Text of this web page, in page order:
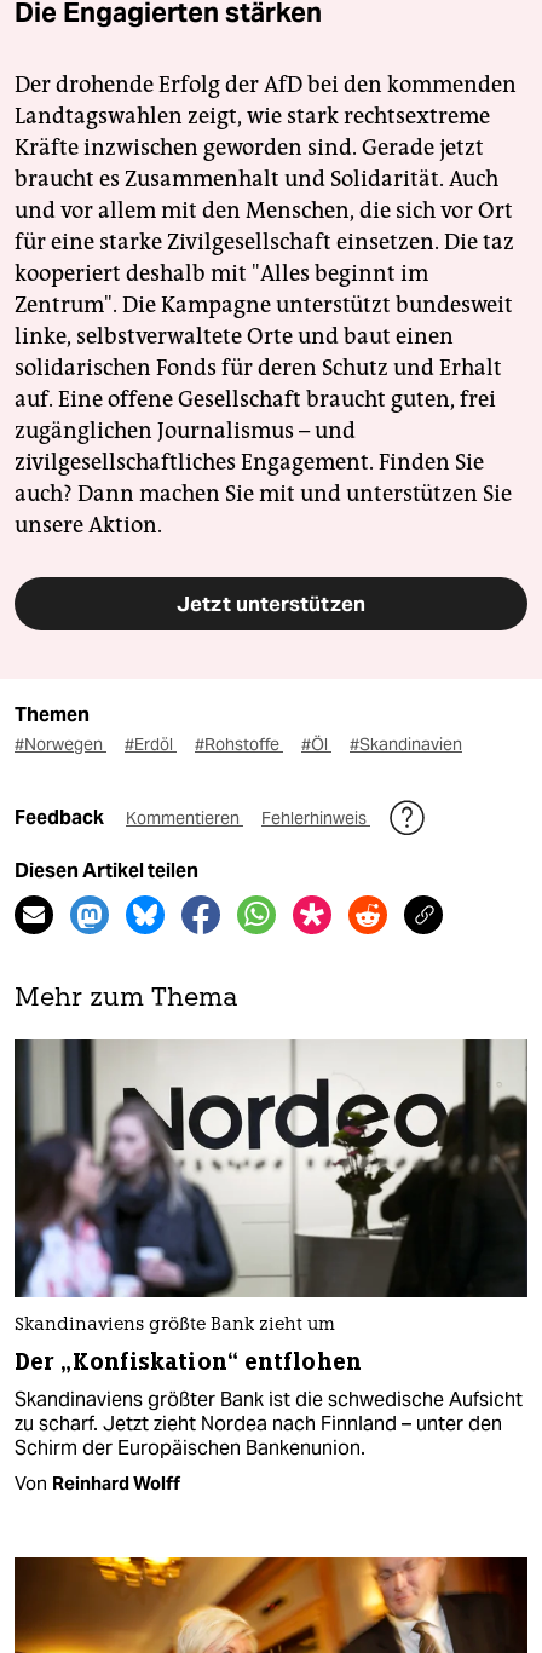
Die Engagierten stärken
Der drohende Erfolg der AfD bei den kommenden
Landtagswahlen zeigt, wie stark rechtsextreme
Kräfte inzwischen geworden sind. Gerade jetzt
braucht es Zusammenhalt und Solidarität. Auch
und vor allem mit den Menschen, die sich vor Ort
für eine starke Zivilgesellschaft einsetzen. Die taz
kooperiert deshalb mit "Alles beginnt im
Zentrum". Die Kampagne unterstützt bundesweit
linke, selbstverwaltete Orte und baut einen
solidarischen Fonds für deren Schutz und Erhalt
auf. Eine offene Gesellschaft braucht guten, frei
zugänglichen Journalismus – und
zivilgesellschaftliches Engagement. Finden Sie
auch? Dann machen Sie mit und unterstützen Sie
unsere Aktion.
Jetzt unterstützen
Themen
#Norwegen #Erdöl #Rohstoffe #Öl #Skandinavien
Feedback Kommentieren Fehlerhinweis
Diesen Artikel teilen
Mehr zum Thema
Skandinaviens größte Bank zieht um
Der „Konfiskation“ entflohen
Skandinaviens größter Bank ist die schwedische Aufsicht
zu scharf. Jetzt zieht Nordea nach Finnland – unter den
Schirm der Europäischen Bankenunion.
Von Reinhard Wolff